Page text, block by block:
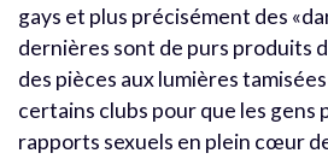
gays et plus précisément des
dernières sont de purs produits
des pièces aux lumières
certains clubs pour que les gens
rapports sexuels en plein cœur